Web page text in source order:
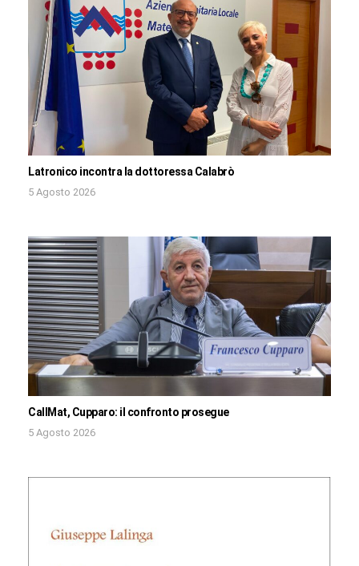
Latronico incontra la dottoressa Calabrò
5 Agosto 2026
CallMat, Cupparo: il confronto prosegue
5 Agosto 2026